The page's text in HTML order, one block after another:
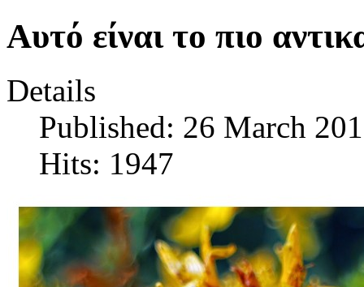
Αυτό είναι το πιο
Details
Published: 26 March
Hits: 1947